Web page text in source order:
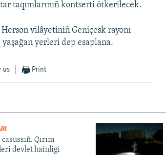
taqımlarınıñ kontserti ötkerilecek.
Herson vilâyetiniñ Geniçesk rayonı
yaşağan yerleri dep esaplana.
us Print
Qırım
devlet hainligi